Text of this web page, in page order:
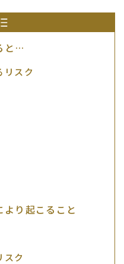
と…
リスク
より起こること
スク